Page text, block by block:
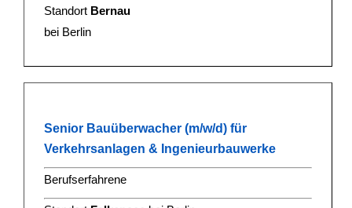
Standort Bernau
bei Berlin
Senior Bauüberwacher (m/w/d) für
Verkehrsanlagen & Ingenieurbauwerke
Berufserfahrene